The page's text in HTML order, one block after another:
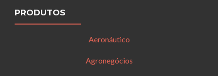
PRODUTOS
Aeronáutico
Agronegócios